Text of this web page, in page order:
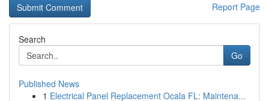
Report Page
Search
Go
Published News
1 Electrical Panel Replacement Ocala FL: Maintena...